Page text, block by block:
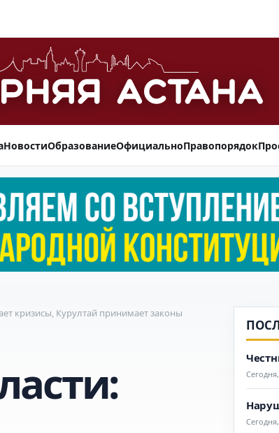
НовостиОбразованиеОфициальноПравопорядок
кризисы, Курултай принимает законы